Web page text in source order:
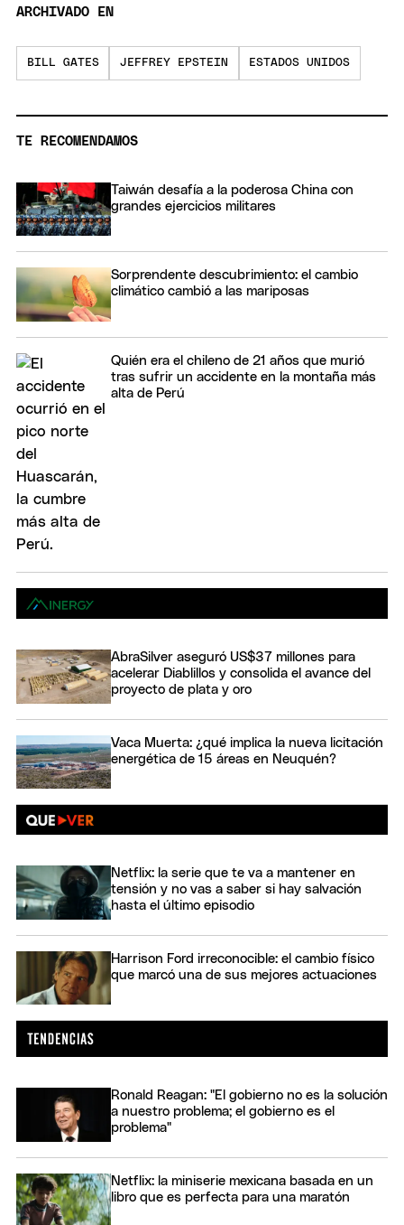
ARCHIVADO EN
BILL GATES JEFFREY EPSTEIN ESTADOS UNIDOS
TE RECOMENDAMOS
Taiwán desafía a la poderosa China con
grandes ejercicios militares
Sorprendente descubrimiento: el cambio
climático cambió a las mariposas
Quién era el chileno de 21 años que murió
tras sufrir un accidente en la montaña más
alta de Perú
AbraSilver aseguró US$37 millones para
acelerar Diablillos y consolida el avance del
proyecto de plata y oro
Vaca Muerta: ¿qué implica la nueva licitación
energética de 15 áreas en Neuquén?
Netflix: la serie que te va a mantener en
tensión y no vas a saber si hay salvación
hasta el último episodio
Harrison Ford irreconocible: el cambio físico
que marcó una de sus mejores actuaciones
Ronald Reagan: "El gobierno no es la solución
a nuestro problema; el gobierno es el
problema"
Netflix: la miniserie mexicana basada en un
libro que es perfecta para una maratón